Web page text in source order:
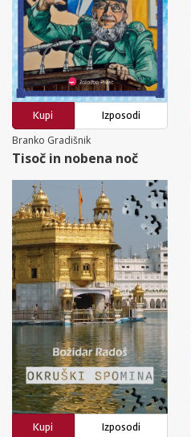
Kupi
Izposodi
Branko Gradišnik
Tisoč in nobena noč
Kupi
Izposodi